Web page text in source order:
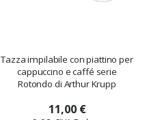
Tazza impilabile con piattino per
cappuccino e caffé serie
Rotondo di Arthur Krupp
11,00 €